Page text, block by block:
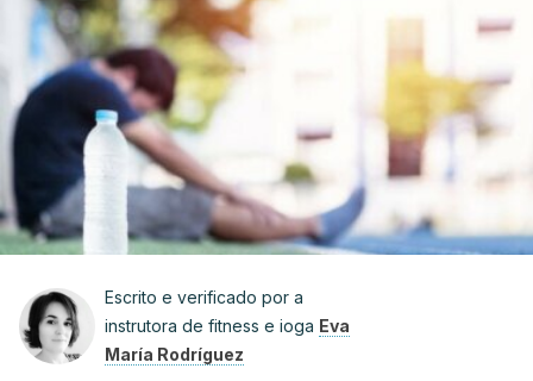
Escrito e verificado por a
instrutora de fitness e ioga Eva
María Rodríguez